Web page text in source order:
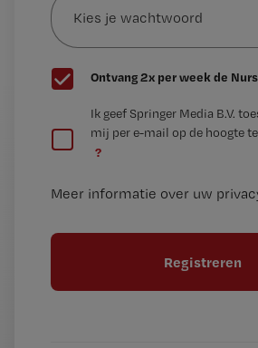
je
wachtwoord
G
e
t
Ontvang 2x per week de
e
t
l
Ik geef Springer Media B.V.
mij per e-mail op de hoogte
?
Meer informatie over uw